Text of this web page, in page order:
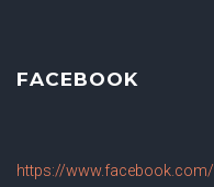
FACEBOOK
https://www.facebook.com/